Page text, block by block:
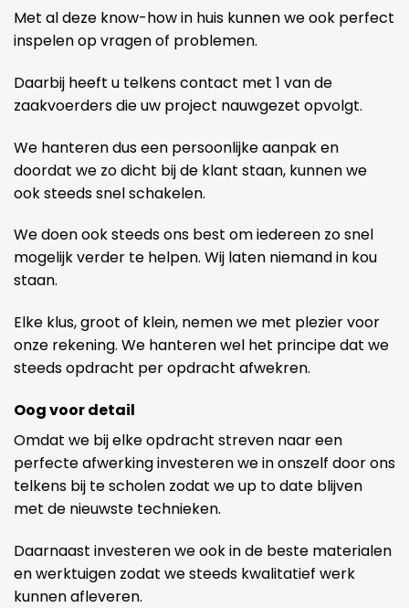
Met al deze know-how in huis kunnen we ook perfect
inspelen op vragen of problemen.
Daarbij heeft u telkens contact met 1 van de
zaakvoerders die uw project nauwgezet opvolgt.
We hanteren dus een persoonlijke aanpak en
doordat we zo dicht bij de klant staan, kunnen we
ook steeds snel schakelen.
We doen ook steeds ons best om iedereen zo snel
mogelijk verder te helpen. Wij laten niemand in kou
staan.
Elke klus, groot of klein, nemen we met plezier voor
onze rekening. We hanteren wel het principe dat we
steeds opdracht per opdracht afwekren.
Oog voor detail
Omdat we bij elke opdracht streven naar een
perfecte afwerking investeren we in onszelf door ons
telkens bij te scholen zodat we up to date blijven
met de nieuwste technieken.
Daarnaast investeren we ook in de beste materialen
en werktuigen zodat we steeds kwalitatief werk
kunnen afleveren.